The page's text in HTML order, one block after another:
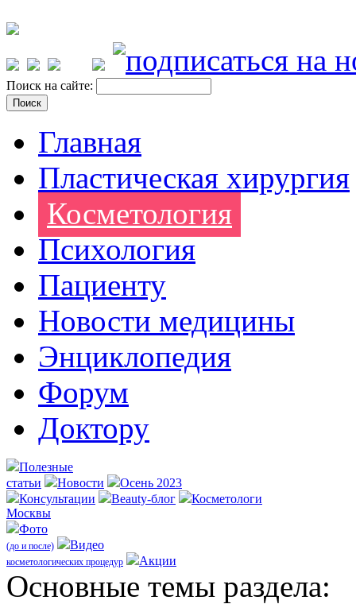
Поиск на сайте:
Главная
Пластическая хирургия
Косметология
Психология
Пациенту
Новости медицины
Энциклопедия
Форум
Доктору
Полезные
статьи
Новости
Осень 2023
Консультации
Beauty-блог
Косметологи
Москвы
Фото
(до и после) Видео
косметологических процедур Акции
Оcновные темы раздела: